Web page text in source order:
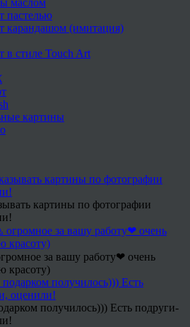
пастелью
карандашом (имитация)
в стиле Touch Art
картины
картины по фотографии
за вашу работу❤ очень
красоту)
получилось))) Есть подруги-